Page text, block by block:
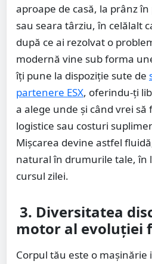
aproape de casă, la prânz
sau seara târziu, în celălalt
după ce ai rezolvat o
modernă vine sub forma
îți pune la dispoziție sute de
partenere ESX, oferindu-ți
a alege unde și când vrei
logistice sau costuri
Mișcarea devine astfel
natural în drumurile tale, în
cursul zilei.
3. Diversitatea
motor al evoluției
Corpul tău este o mașinărie